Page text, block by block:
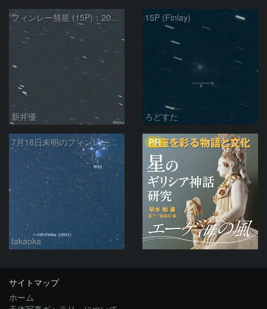
フィンレー彗星 (15P)：2021/07/19
新井優
15P (Finlay)
ろどすた
7月18日未明のフィンレー彗星とプレアデス星団
takaoka
PR
サイトマップ
ホーム